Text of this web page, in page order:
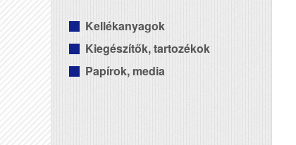
Kellékanyagok
Kiegészítők, tartozékok
Papírok, media